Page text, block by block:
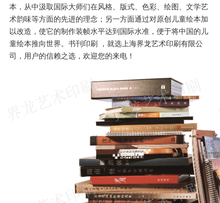
本，从中汲取国际大师们在风格、版式、色彩、绘图、文学艺
术韵味等方面的先进的理念；另一方面通过对原创儿童绘本加
以改造，使它的制作装帧水平达到国际水准，便于将中国的儿
童绘本推向世界。书刊印刷 ，就选上海界龙艺术印刷有限公
司，用户的信赖之选，欢迎您的来电！